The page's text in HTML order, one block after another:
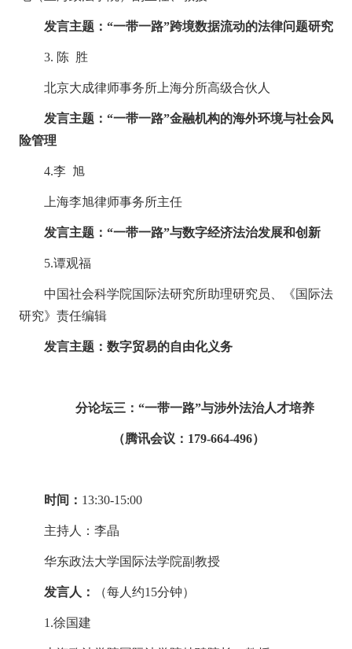
发言主题： “一带一路”跨境数据流动的法律问题研究
3. 陈 胜
北京大成律师事务所上海分所高级合伙人
发言主题： “一带一路”金融机构的海外环境与社会风
险管理
4.李 旭
上海李旭律师事务所主任
发言主题： “一带一路”与数字经济法治发展和创新
5.谭观福
中国社会科学院国际法研究所助理研究员、《国际法
研究》责任编辑
发言主题：数字贸易的自由化义务
分论坛三： “一带一路”与涉外法治人才培养
（腾讯会议： 179-664-496）
时间： 13:30-1 5:00
主持人：李晶
华东政法大学国际法学院副教授
发言人： （每人约15分钟）
1.徐国建